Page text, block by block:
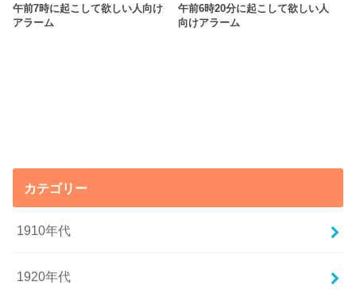
午前7時に起こして欲しい人向け
アラーム
午前6時20分に起こして欲しい人
向けアラーム
カテゴリー
1910年代
1920年代